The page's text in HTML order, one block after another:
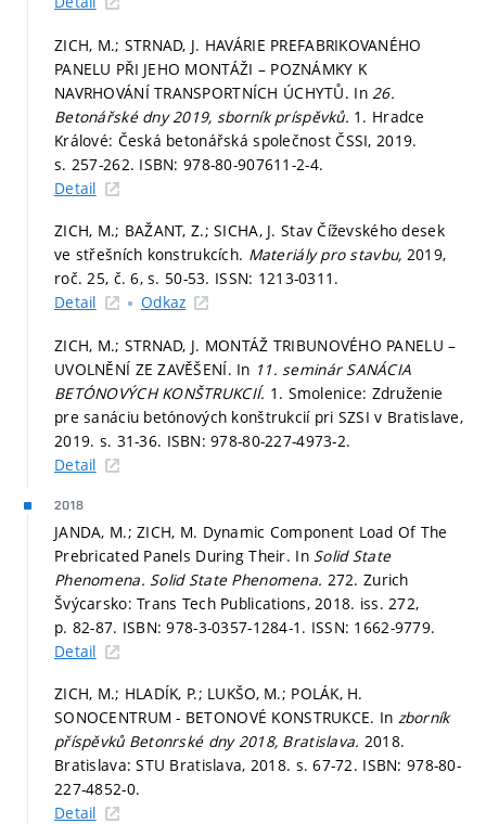
ZICH, M.; STRNAD, J. HAVÁRIE PREFABRIKOVANÉHO
PANELU PŘI JEHO MONTÁŽI – POZNÁMKY K
NAVRHOVÁNÍ TRANSPORTNÍCH ÚCHYTŮ. In 26.
Betonářské dny 2019, sborník príspěvků. 1. Hradce
Králové: Česká betonářská společnost ČSSI, 2019.
s. 257-262. ISBN: 978-80-907611-2-4.
Detail
ZICH, M.; BAŽANT, Z.; SICHA, J. Stav Číževského desek
ve střešních konstrukcích. Materiály pro stavbu, 2019,
roč. 25, č. 6,s. 50-53. ISSN: 1213-0311.
Detail
Odkaz
ZICH, M.; STRNAD, J. MONTÁŽ TRIBUNOVÉHO PANELU –
UVOLNĚNÍ ZE ZAVĚŠENÍ. In 11. seminár SANÁCIA
BETÓNOVÝCH KONŠTRUKCIÍ. 1. Smolenice: Združenie
pre sanáciu betónových konštrukcií pri SZSI v Bratislave,
2019. s. 31-36. ISBN: 978-80-227-4973-2.
Detail
2018
JANDA, M.; ZICH, M. Dynamic Component Load Of The
Prebricated Panels During Their. In Solid State
Phenomena. Solid State Phenomena. 272. Zurich
Švýcarsko: Trans Tech Publications, 2018. iss. 272,
p. 82-87. ISBN: 978-3-0357-1284-1. ISSN: 1662-9779.
Detail
ZICH, M.; HLADÍK, P.; LUKŠO, M.; POLÁK, H.
SONOCENTRUM - BETONOVÉ KONSTRUKCE. In zborník
příspěvků Betonrské dny 2018, Bratislava. 2018.
Bratislava: STU Bratislava, 2018. s. 67-72. ISBN: 978-80-
227-4852-0.
Detail